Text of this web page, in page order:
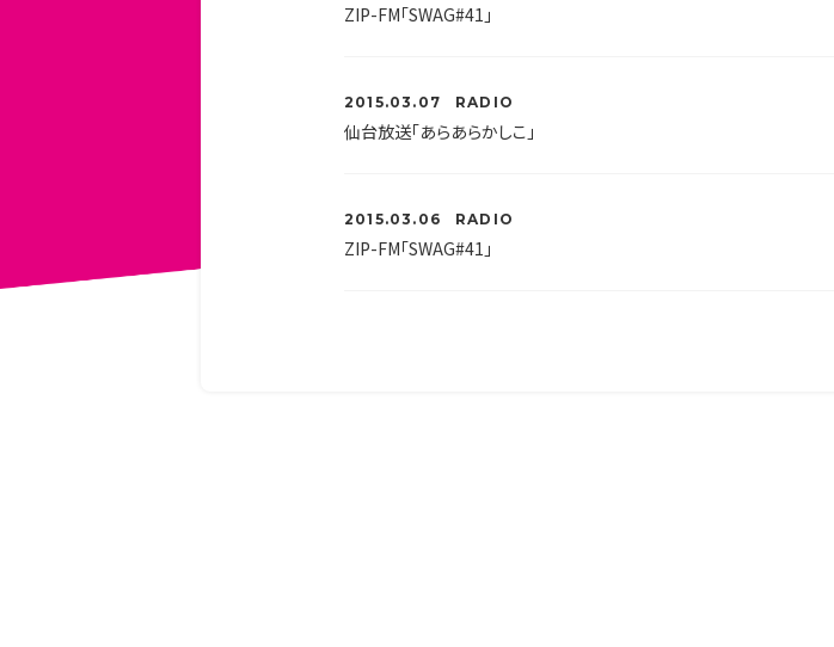
ZIP-FM「SWAG#41」
2015.03.07 RADIO
仙台放送「あらあらかしこ」
2015.03.06 RADIO
ZIP-FM「SWAG#41」